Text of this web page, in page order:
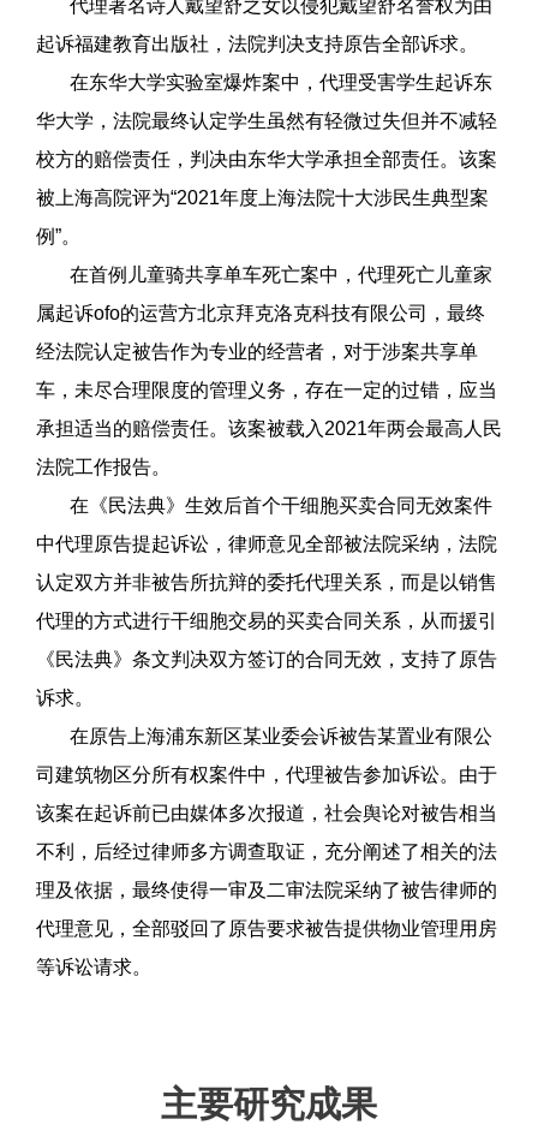
代理著名诗人戴望舒之女以侵犯戴望舒名誉权为由
起诉福建教育出版社，法院判决支持原告全部诉求。
在东华大学实验室爆炸案中，代理受害学生起诉东
华大学，法院最终认定学生虽然有轻微过失但并不减轻
校方的赔偿责任，判决由东华大学承担全部责任。该案
被上海高院评为“2021年度上海法院十大涉民生典型案
例”。
在首例儿童骑共享单车死亡案中，代理死亡儿童家
属起诉ofo的运营方北京拜克洛克科技有限公司，最终
经法院认定被告作为专业的经营者，对于涉案共享单
车，未尽合理限度的管理义务，存在一定的过错，应当
承担适当的赔偿责任。该案被载入2021年两会最高人民
法院工作报告。
在《民法典》生效后首个干细胞买卖合同无效案件
中代理原告提起诉讼，律师意见全部被法院采纳，法院
认定双方并非被告所抗辩的委托代理关系，而是以销售
代理的方式进行干细胞交易的买卖合同关系，从而援引
《民法典》条文判决双方签订的合同无效，支持了原告
诉求。
在原告上海浦东新区某业委会诉被告某置业有限公
司建筑物区分所有权案件中，代理被告参加诉讼。由于
该案在起诉前已由媒体多次报道，社会舆论对被告相当
不利，后经过律师多方调查取证，充分阐述了相关的法
理及依据，最终使得一审及二审法院采纳了被告律师的
代理意见，全部驳回了原告要求被告提供物业管理用房
等诉讼请求。
主要研究成果